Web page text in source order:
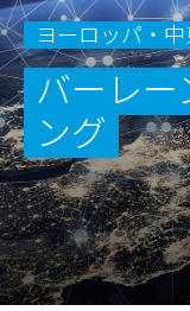
t
ヨーロッパ・
バーレー
ング